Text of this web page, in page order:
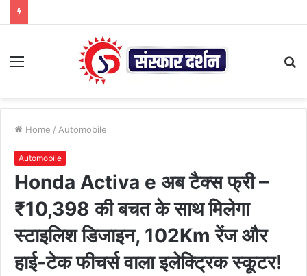
Menu
Home / Automobile
Automobile
Honda Activa e अब टैक्स फ्री –
₹10,398 की बचत के साथ मिलेगा
स्टाइलिश डिजाइन, 102Km रेंज और
हाई-टेक फीचर्स वाला इलेक्ट्रिक स्कूटर!